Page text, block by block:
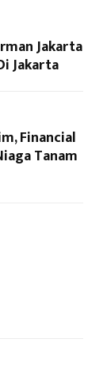
Jakarta
Jakarta
Financial
Tanam